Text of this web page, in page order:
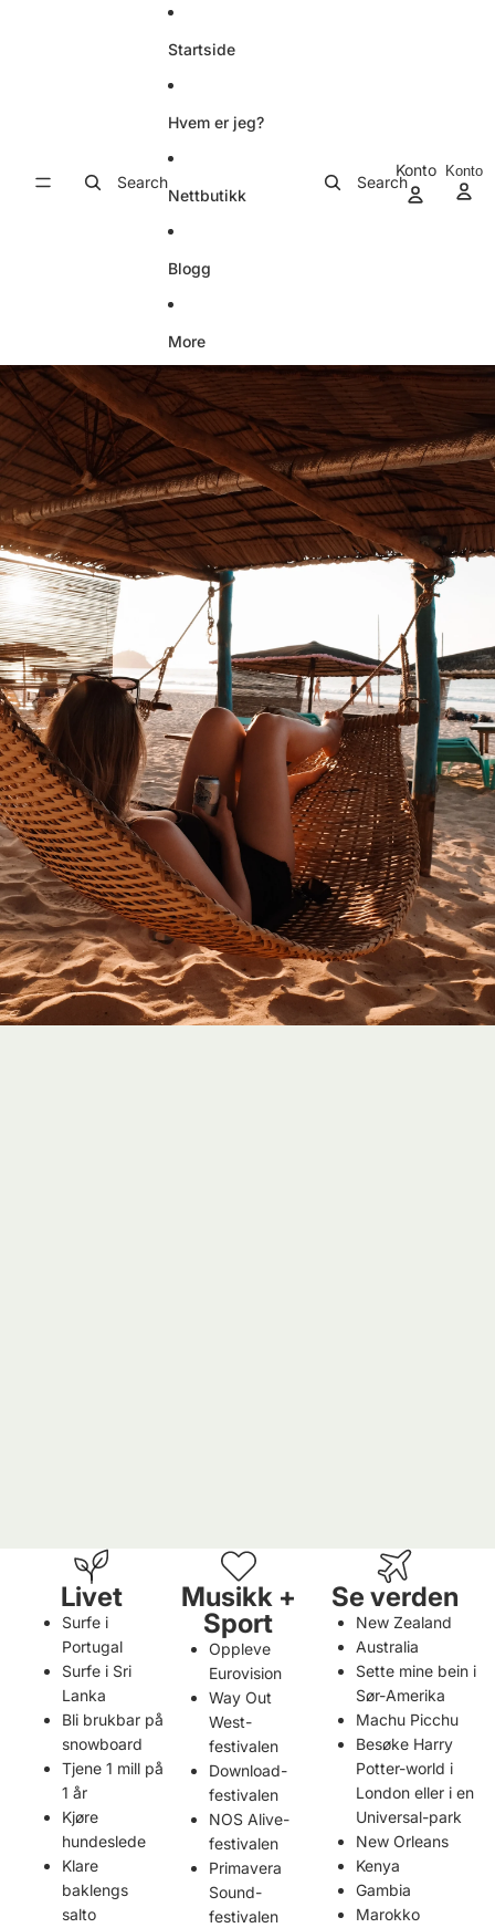
Search
Startside
Hvem er jeg?
Nettbutikk
Blogg
More
Search
Konto Konto
Livet
Surfe i
Portugal
Surfe i Sri
Lanka
Bli brukbar på
snowboard
Tjene 1 mill på
1 år
Kjøre
hundeslede
Klare
baklengs
salto
Musikk +
Sport
Oppleve
Eurovision
Way Out
West-
festivalen
Download-
festivalen
NOS Alive-
festivalen
Primavera
Sound-
festivalen
Se verden
New Zealand
Australia
Sette mine bein i
Sør-Amerika
Machu Picchu
Besøke Harry
Potter-world i
London eller i en
Universal-park
New Orleans
Kenya
Gambia
Marokko